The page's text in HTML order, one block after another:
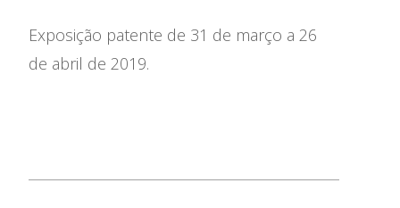
Exposição patente de 31 de março a 26
de abril de 2019.